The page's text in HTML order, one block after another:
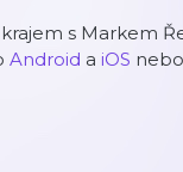
s Markem
Android a iOS